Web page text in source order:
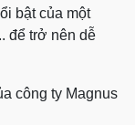
bật của một
để trở nên dễ
công ty Magnus